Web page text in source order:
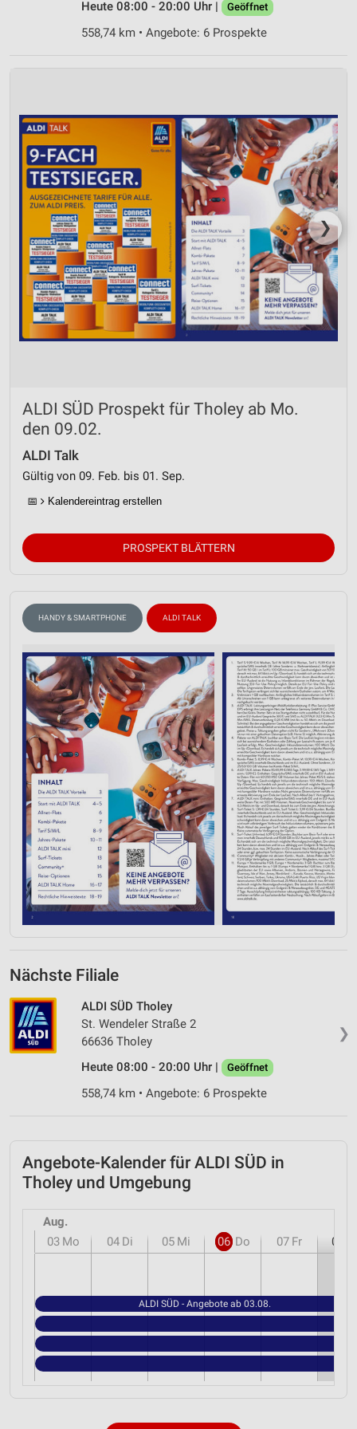
Heute 08:00 - 20:00 Uhr |
Geöffnet
558,74 km • Angebote: 6 Prospekte
❯
ALDI SÜD Prospekt für Tholey ab Mo.
den 09.02.
ALDI Talk
Gültig von 09. Feb. bis 01. Sep.
📅 Kalendereintrag erstellen
PROSPEKT BLÄTTERN
HANDY & SMARTPHONE ALDI TALK
Nächste Filiale
❯
ALDI SÜD Tholey
St. Wendeler Straße 2
66636 Tholey
Heute 08:00 - 20:00 Uhr |
Geöffnet
558,74 km • Angebote: 6 Prospekte
Angebote-Kalender für ALDI SÜD in
Tholey und Umgebung
Aug.
03 Mo 04 Di 05 Mi 06 Do 07 Fr 08
ALDI SÜD - Angebote ab 03.08.
Informationen identifizieren
Performance
Funktional
Werbung